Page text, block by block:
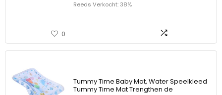
Reeds Verkocht: 38%
0
Tummy Time Baby Mat, Water Speelkleed
Tummy Time Mat Trengthen de